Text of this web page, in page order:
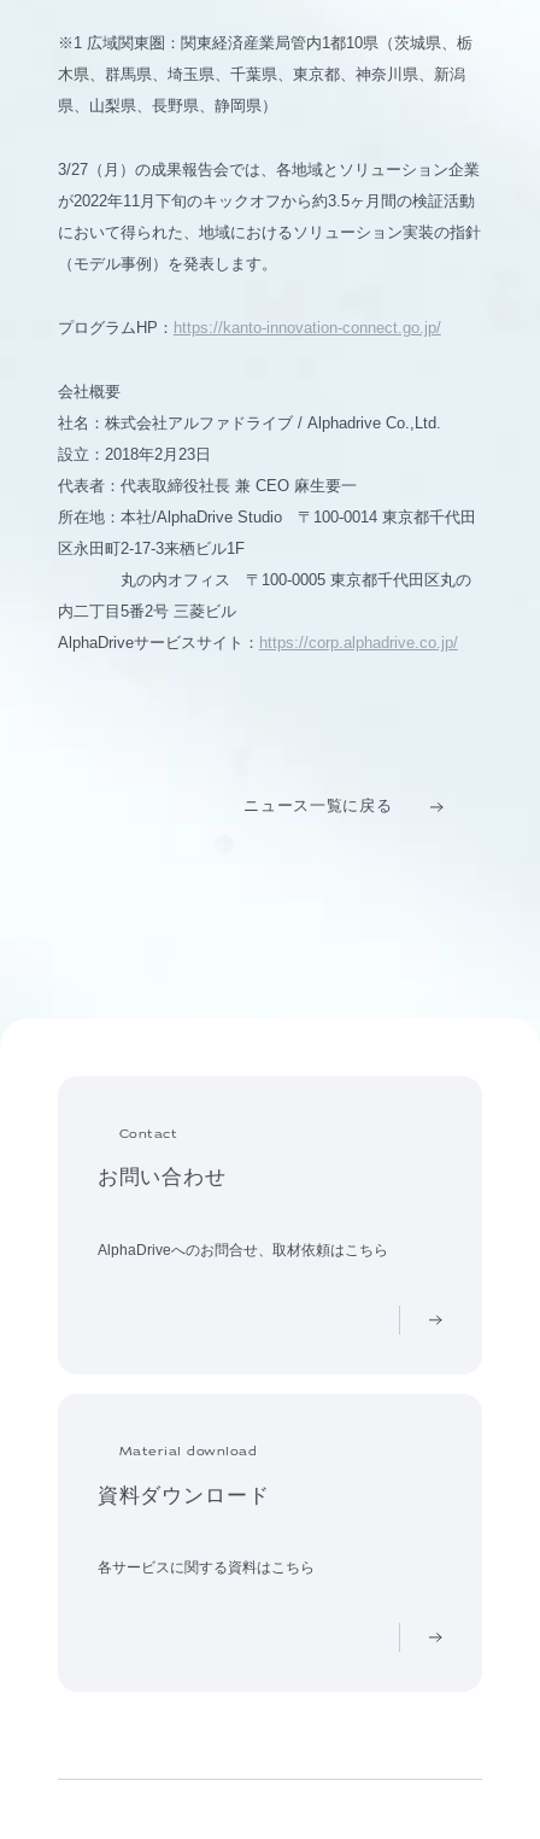
※1 広域関東圏：関東経済産業局管内1都10県（茨城県、栃
木県、群馬県、埼玉県、千葉県、東京都、神奈川県、新潟
県、山梨県、長野県、静岡県）
3/27（月）の成果報告会では、各地域とソリューション企業
が2022年11月下旬のキックオフから約3.5ヶ月間の検証活動
において得られた、地域におけるソリューション実装の指針
（モデル事例）を発表します。
プログラムHP： https://kanto-innovation-connect.go.jp/
会社概要
社名：株式会社アルファドライブ / Alphadrive Co.,Ltd.
設立：2018年2月23日
代表者：代表取締役社長 兼 CEO 麻生要一
所在地：本社/AlphaDrive Studio 〒100-0014 東京都千代田
区永田町2-17-3来栖ビル1F
丸の内オフィス 〒100-0005 東京都千代田区丸の
内二丁目5番2号 三菱ビル
AlphaDriveサービスサイト： https://corp.alphadrive.co.jp/
ニュース一覧に戻る
Contact
お問い合わせ
AlphaDriveへのお問合せ、取材依頼はこちら
Material download
資料ダウンロード
各サービスに関する資料はこちら